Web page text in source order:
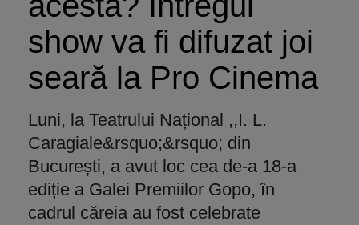
show va fi difuzat joi
seară la Pro Cinema
Luni, la Teatrului Național ,,I. L.
Caragiale&rsquo;&rsquo; din
București, a avut loc cea de-a 18-a
ediție a Galei Premiilor Gopo, în
cadrul căreia au fost celebrate